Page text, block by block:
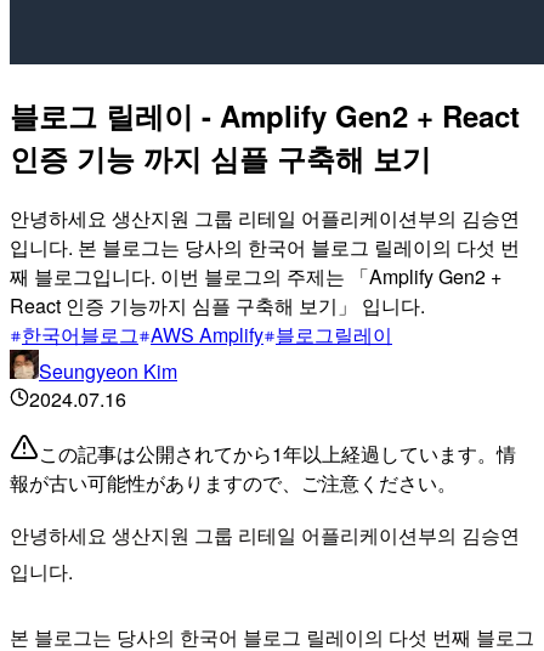
블로그 릴레이 - Amplify Gen2 + React
인증 기능 까지 심플 구축해 보기
안녕하세요 생산지원 그룹 리테일 어플리케이션부의 김승연
입니다. 본 블로그는 당사의 한국어 블로그 릴레이의 다섯 번
째 블로그입니다. 이번 블로그의 주제는 「Amplify Gen2 +
React 인증 기능까지 심플 구축해 보기」 입니다.
한국어블로그 AWS Amplify 블로그릴레이
Seungyeon Kim
2024.07.16
この記事は公開されてから1年以上経過しています。情
報が古い可能性がありますので、ご注意ください。
안녕하세요 생산지원 그룹 리테일 어플리케이션부의 김승연
입니다.
본 블로그는 당사의 한국어 블로그 릴레이의 다섯 번째 블로그